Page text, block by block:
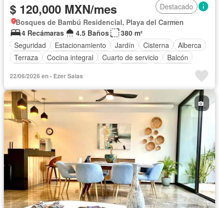
$ 120,000 MXN/mes
Destacado
Bosques de Bambú Residencial, Playa del Carmen
4 Recámaras
4.5 Baños
380 m²
Seguridad
Estacionamiento Jardín Cisterna
Alberca
Terraza
Cocina integral Cuarto de servicio
Balcón
Circuito cerrado de televisión
Cuarto de Limpieza
Gas natural
Televisión por cable
Asador
Zonas verdes
Caseta de vigilancia
Recámara con closet
Conserje
Completamente amueblado
22/06/2026 en - Ezer Salas